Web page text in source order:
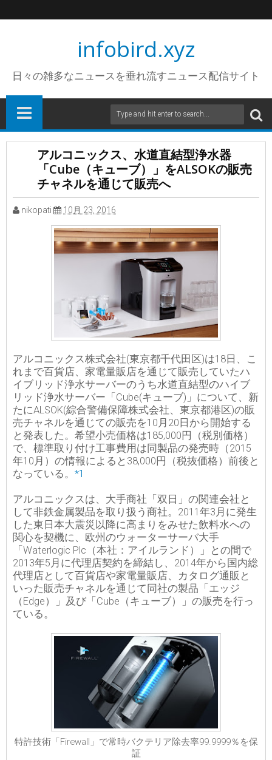
infobird.xyz
日々の雑多なニュースを垂れ流すニュース配信サイト
アルコニックス、水道直結型浄水器
「Cube（キューブ）」をALSOKの販売
チャネルを通じて販売へ
nikopati 10月 23, 2016
アルコニックス株式会社(東京都千代田区)は18日、こ
れまで百貨店、家電量販店を通じて販売していたハ
イブリッド浄水サーバーのうち水道直結型のハイブ
リッド浄水サーバー「Cube(キューブ)」について、新
たにALSOK(綜合警備保障株式会社、東京都港区)の販
売チャネルを通じての販売を10月20日から開始する
と発表した。希望小売価格は185,000円（税別価格）
で、標準取り付け工事費用は同製品の発売時（2015
年10月）の情報によると38,000円（税抜価格）前後と
なっている。 *1
アルコニックスは、大手商社「双日」の関連会社と
して非鉄金属製品を取り扱う商社。2011年3月に発生
した東日本大震災以降に高まりをみせた飲料水への
関心を契機に、欧州のウォーターサーバ大手
「Waterlogic Plc（本社：アイルランド）」との間で
2013年5月に代理店契約を締結し、2014年から国内総
代理店として百貨店や家電量販店、カタログ通販と
いった販売チャネルを通じて同社の製品「エッジ
（Edge）」及び「Cube（キューブ）」の販売を行っ
ている。
特許技術「Firewall」で常時バクテリア除去率99.9999％を保
証